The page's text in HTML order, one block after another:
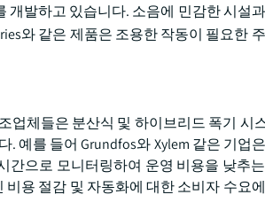
개발하고 있습니다. 소음에 민감한 시설
와 같은 제품은 조용한 작동이 필요한
업체들은 분산식 및 하이브리드 폭기 시
예를 들어 Grundfos와 Xylem 같은 기업
으로 모니터링하여 운영 비용을 낮추
용 절감 및 자동화에 대한 소비자 수요